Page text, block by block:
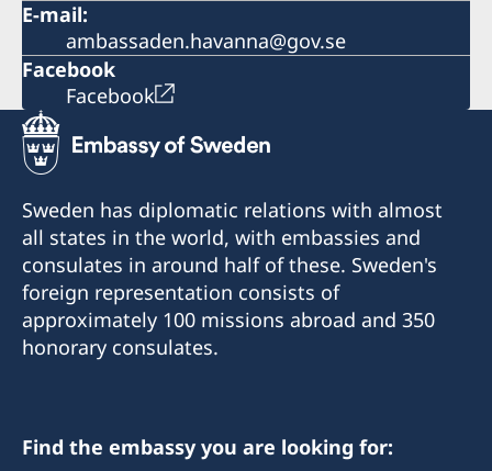
E-mail:
ambassaden.havanna@gov.se
Facebook
Facebook
Sweden has diplomatic relations with almost
all states in the world, with embassies and
consulates in around half of these. Sweden's
foreign representation consists of
approximately 100 missions abroad and 350
honorary consulates.
Find the embassy you are looking for: